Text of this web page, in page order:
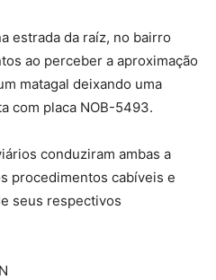
estrada da raíz, no bairro
ao perceber a aproximação
matagal deixando uma
com placa NOB-5493.
conduziram ambas a
procedimentos cabíveis e
seus respectivos